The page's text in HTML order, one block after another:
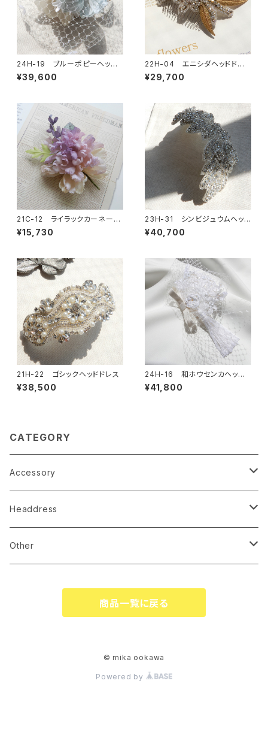
24H-19 ブルーポピーヘッド
ドレス
¥39,600
22H-04 エニシダヘッドドレ
ス
¥29,700
21C-12 ライラックカーネーシ
ョンコサージュ
¥15,730
23H-31 シンビジュウムヘッド
ドレス
¥40,700
21H-22 ゴシックヘッドドレス
¥38,500
24H-16 和ホウセンカヘッドド
レス
¥41,800
CATEGORY
Accessory
earrings
pierce
Headdress
linestone comb
Other
商品一覧に戻る
© mika ookawa
Powered by